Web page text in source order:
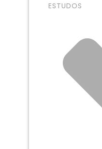
ESTUDOS